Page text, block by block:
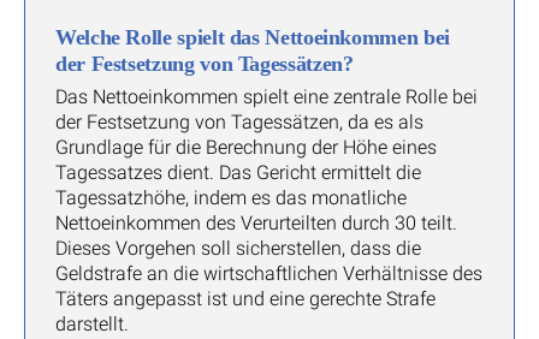
Welche Rolle spielt das Nettoeinkommen bei
der Festsetzung von Tagessätzen?
Das Nettoeinkommen spielt eine zentrale Rolle bei
der Festsetzung von Tagessätzen, da es als
Grundlage für die Berechnung der Höhe eines
Tagessatzes dient. Das Gericht ermittelt die
Tagessatzhöhe, indem es das monatliche
Nettoeinkommen des Verurteilten durch 30 teilt.
Dieses Vorgehen soll sicherstellen, dass die
Geldstrafe an die wirtschaftlichen Verhältnisse des
Täters angepasst ist und eine gerechte Strafe
darstellt.